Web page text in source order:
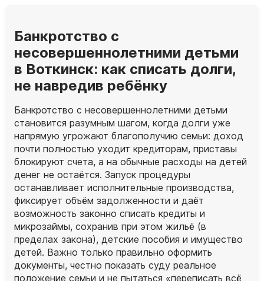
Банкротство с
несовершеннолетними детьми
в Воткинск: как списать долги,
не навредив ребёнку
Банкротство с несовершеннолетними детьми
становится разумным шагом, когда долги уже
напрямую угрожают благополучию семьи: доход
почти полностью уходит кредиторам, приставы
блокируют счета, а на обычные расходы на детей
денег не остаётся. Запуск процедуры
останавливает исполнительные производства,
фиксирует объём задолженности и даёт
возможность законно списать кредиты и
микрозаймы, сохранив при этом жильё (в
пределах закона), детские пособия и имущество
детей. Важно только правильно оформить
документы, честно показать суду реальное
положение семьи и не пытаться «переписать всё